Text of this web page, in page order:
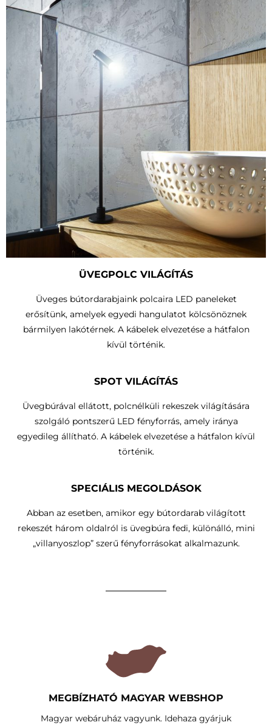
ÜVEGPOLC VILÁGÍTÁS
Üveges bútordarabjaink polcaira LED paneleket
erősítünk, amelyek egyedi hangulatot kölcsönöznek
bármilyen lakótérnek. A kábelek elvezetése a hátfalon
kívül történik.
SPOT VILÁGÍTÁS
Üvegbúrával ellátott, polcnélküli rekeszek világítására
szolgáló pontszerű LED fényforrás, amely iránya
egyedileg állítható. A kábelek elvezetése a hátfalon kívül
történik.
SPECIÁLIS MEGOLDÁSOK
Abban az esetben, amikor egy bútordarab világított
rekeszét három oldalról is üvegbúra fedi, különálló, mini
„villanyoszlop” szerű fényforrásokat alkalmazunk.
MEGBÍZHATÓ MAGYAR WEBSHOP
Magyar webáruház vagyunk. Idehaza gyárjuk